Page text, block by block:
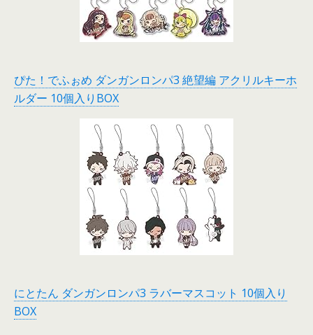
ぴた！でふぉめ ダンガンロンパ3 絶望編 アクリルキーホ
ルダー 10個入りBOX
にとたん ダンガンロンパ3 ラバーマスコット 10個入り
BOX